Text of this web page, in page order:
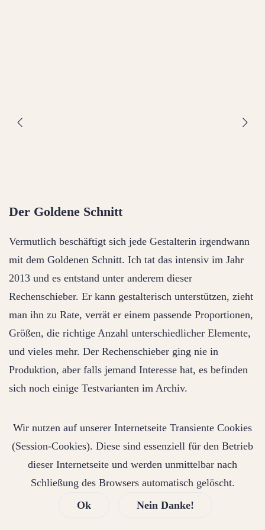
Der Goldene Schnitt
Vermutlich beschäftigt sich jede Gestalterin irgendwann
mit dem Goldenen Schnitt. Ich tat das intensiv im Jahr
2013 und es entstand unter anderem dieser
Rechenschieber. Er kann gestalterisch unterstützen, zieht
man ihn zu Rate, verrät er einem passende Proportionen,
Größen, die richtige Anzahl unterschiedlicher Elemente,
und vieles mehr. Der Rechenschieber ging nie in
Produktion, aber falls jemand Interesse hat, es befinden
sich noch einige Testvarianten im Archiv.
Wir nutzen auf unserer Internetseite Transiente Cookies
(Session-Cookies). Diese sind essenziell für den Betrieb
dieser Internetseite und werden unmittelbar nach
Schließung des Browsers automatisch gelöscht.
Ok
Nein Danke!